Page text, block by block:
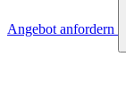
Angebot anfordern